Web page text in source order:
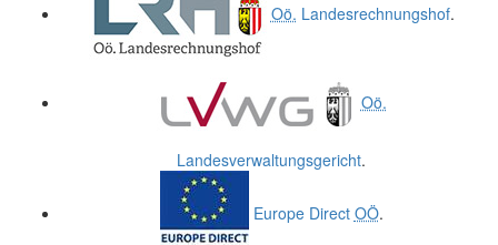
Oö. Landesrechnungshof.
Oö.
Landesverwaltungsgericht.
Europe Direct OÖ.